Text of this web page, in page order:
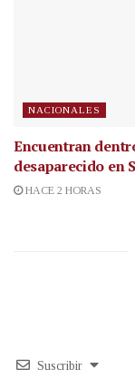
NACIONALES
Encuentran
desaparecido en
HACE 2 HORAS
Suscribir